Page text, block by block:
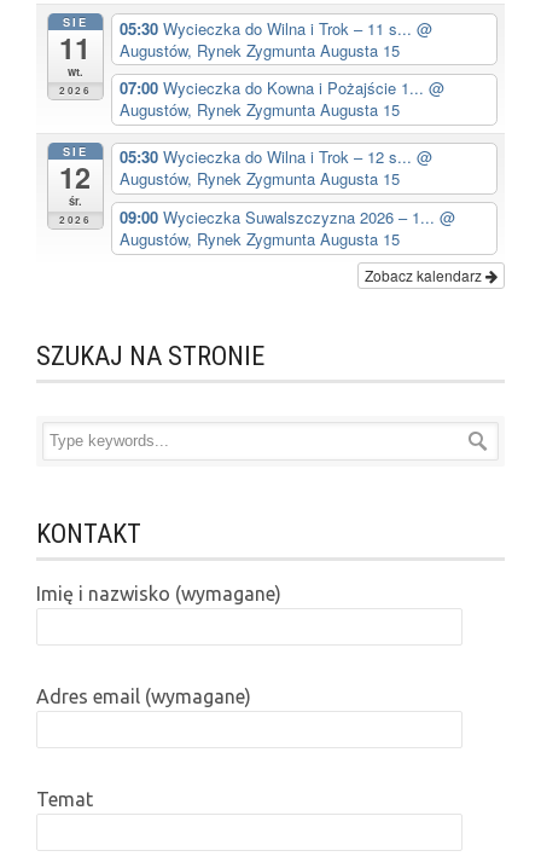
SIE
11
wt.
2026
05:30 Wycieczka do Wilna i Trok – 11 s... @
Augustów, Rynek Zygmunta Augusta 15
07:00 Wycieczka do Kowna i Pożajście 1... @
Augustów, Rynek Zygmunta Augusta 15
SIE
12
śr.
2026
05:30 Wycieczka do Wilna i Trok – 12 s... @
Augustów, Rynek Zygmunta Augusta 15
09:00 Wycieczka Suwalszczyzna 2026 – 1... @
Augustów, Rynek Zygmunta Augusta 15
Zobacz kalendarz
SZUKAJ NA STRONIE
KONTAKT
Imię i nazwisko (wymagane)
Adres email (wymagane)
Temat